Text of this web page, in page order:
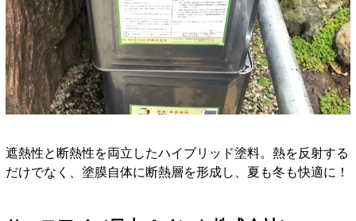
遮熱性と断熱性を両立したハイブリッド塗料。熱を反射する
だけでなく、塗膜自体に断熱層を形成し、夏も冬も快適に！